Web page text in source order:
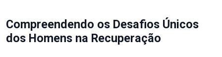
Compreendendo os Desafios Únicos
dos Homens na Recuperação